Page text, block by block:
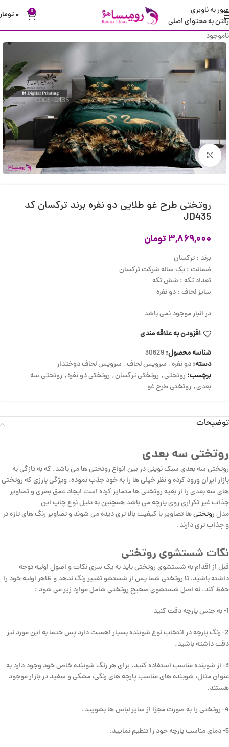
عبور به ناوبری
رفتن به محتوای اصلی
0 ۰
ناموجود
بزرگنمایی تصویر
روتختی طرح غو طلایی دو نفره برند ترکسان کد
JD435
۳,۸۶۹,۰۰۰تومان
برند : ترکسان
ضمانت : یک ساله شرکت ترکسان
تعداد تکه : شش تکه
سایز لحاف : دو نفره
در انبار موجود نمی باشد
افزودن به علاقه مندی
شناسه محصول:30629
دسته:دو نفره, سرویس لحاف, سرویس لحاف دوختدار
برچسب: روتختی, روتختی ترکسان, روتختی دو نفره, روتختی سه
بعدی, روتختی طرح غو
توضیحات
روتختی سه بعدی
روتختی سه بعدی سبک نوینی در بین انواع روتختی ها می باشد. که به تازگی به
بازار ایران ورود کرده و نظر خیلی ها را به خود جذب نموده. ویژگی بارزی که روتختی
های سه بعدی را از بقیه روتختی ها متمایز کرده است ایجاد عمق بصری و تصاویر
جذاب غیر تکراری روی پارچه می باشد همچنین به دلیل نوع چاپ این
مدلروتختیها تصاویر با کیفیت بالا تری دیده می شوند و تصاویر رنگ های تازه تر
و جذاب تری دارند.
نکات شستشوی روتختی
قبل از اقدام به شستشوی روتختی باید به یک سری نکات و اصول اولیه توجه
داشته باشید، تا روتختی شما پس از شستشو تغییر رنگ ندهد و ظاهر اولیه خود را
حفظ کند. نه اصل شستشوی صحیح روتختی شامل موارد زیر می شود :
1- به جنس پارچه دقت کنید
2- رنگ پارچه در انتخاب نوع شوینده بسیار اهمیت دارد پس حتما به این مورد نیز
دقت داشته باشید.
3- از شوینده مناسب استفاده کنید. برای هر رنگ شوینده خاص خود وجود دارد به
عنوان مثال، شوینده های مناسب پارچه های رنگی، مشکی و سفید در بازار موجود
هستند.
4- روتختی را به صورت مجزا از سایر لباس ها بشویید.
5- دمای مناسب پارچه خود را تنظیم نمایید.